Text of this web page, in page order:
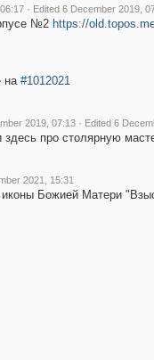
· Edited 6 December 2019,
№2 https://
на #1012021
2019, 07:13 · Edited 6
про столярную
2021, 15:31
Божией Матери